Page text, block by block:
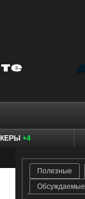
+4
Полезные
Обсуждаемые